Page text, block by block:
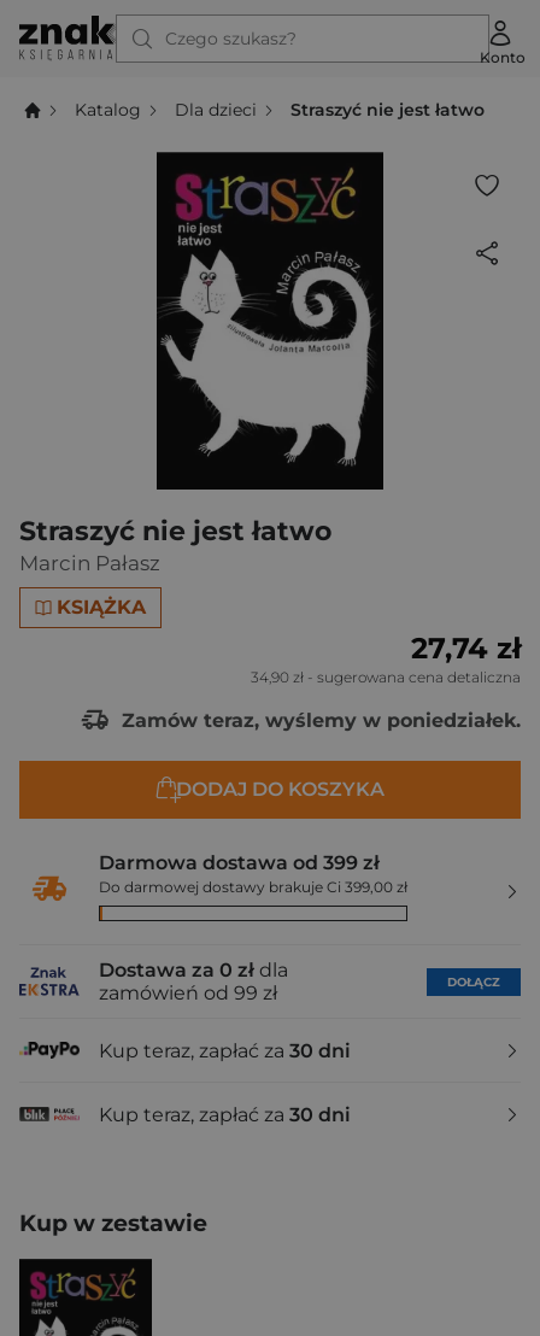
Czego szukasz?
Konto
Katalog Dla dzieci Straszyć nie jest łatwo
Straszyć nie jest łatwo
Marcin Pałasz
KSIĄŻKA
27,74 zł
34,90 zł - sugerowana cena detaliczna
Zamów teraz, wyślemy w poniedziałek.
DODAJ DO KOSZYKA
Darmowa dostawa od 399 zł
Do darmowej dostawy brakuje Ci 399,00 zł
Dostawa za 0 zł dla
zamówień od 99 zł
DOŁĄCZ
Kup teraz, zapłać za 30 dni
Kup teraz, zapłać za 30 dni
Kup w zestawie